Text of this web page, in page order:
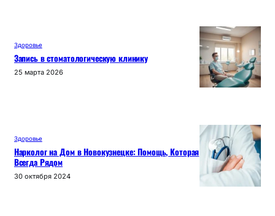
Здоровье
Запись в стоматологическую клинику
25 марта 2026
Здоровье
Нарколог на Дом в Новокузнецке: Помощь, Которая
Всегда Рядом
30 октября 2024